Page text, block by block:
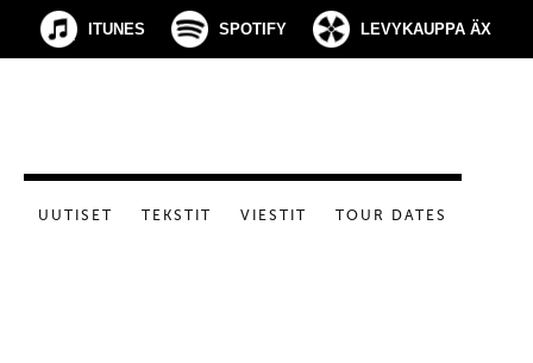
ITUNES SPOTIFY LEVYKAUPPA ÄX
UUTISET TEKSTIT VIESTIT TOUR DATES